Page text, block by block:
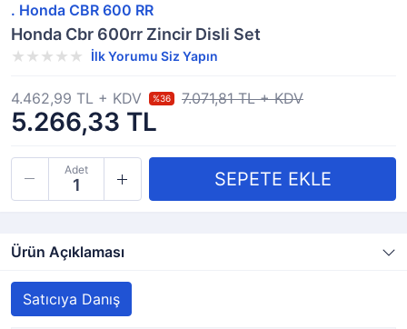
. Honda CBR 600 RR
Honda Cbr 600rr Zincir Disli Set
İlk Yorumu Siz Yapın
5.266,33 TL
4.462,99 TL + KDV %36 7.071,81 TL + KDV
Adet
Ürün Açıklaması
Satıcıya Danış